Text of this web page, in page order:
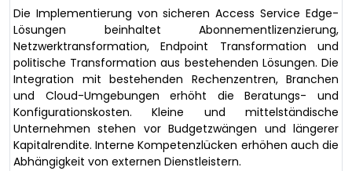
Die Implementierung von sicheren Access Service Edge-
Lösungen beinhaltet Abonnementlizenzierung,
Netzwerktransformation, Endpoint Transformation und
politische Transformation aus bestehenden Lösungen. Die
Integration mit bestehenden Rechenzentren, Branchen
und Cloud-Umgebungen erhöht die Beratungs- und
Konfigurationskosten. Kleine und mittelständische
Unternehmen stehen vor Budgetzwängen und längerer
Kapitalrendite. Interne Kompetenzlücken erhöhen auch die
Abhängigkeit von externen Dienstleistern.